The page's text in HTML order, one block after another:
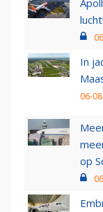
In
06-
op